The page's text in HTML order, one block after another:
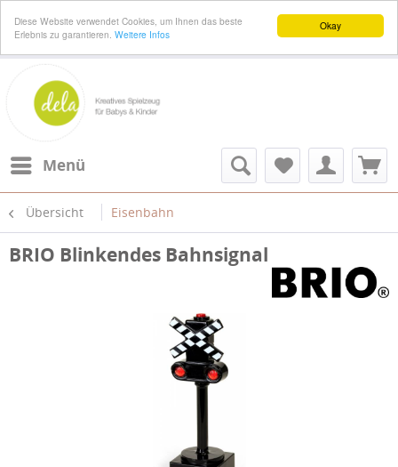
Okay
Diese Website verwendet Cookies, um Ihnen das beste
Erlebnis zu garantieren. Weitere Infos
Menü
Übersicht Eisenbahn
BRIO Blinkendes Bahnsignal